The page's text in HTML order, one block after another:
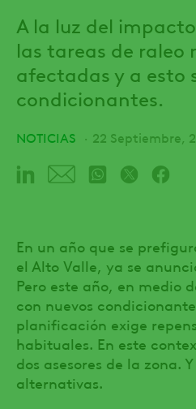
A la luz del
las tareas de raleo
afectadas y a esto
condicionantes.
NOTICIAS 22 Septiembre,
En un año que se
el Alto Valle, ya se
Pero este año, en medio
con nuevos
planificación exige
habituales. En este
dos asesores de la zona.
alternativas.